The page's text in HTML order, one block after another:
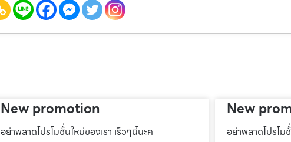
New promotion
อย่าพลาดโปรโมชั้่นใหม่ของเรา เร็วๆนี้นะค
New
อย่าพลาดโปรโม